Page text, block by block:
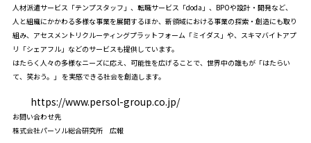
人材派遣サービス「テンプスタッフ」、転職サービス「doda」、BPOや設計・開発など、
人と組織にかかわる多様な事業を展開するほか、新領域における事業の探索・創造にも取り
組み、アセスメントリクルーティングプラットフォーム「ミイダス」や、スキマバイトアプ
リ「シェアフル」などのサービスも提供しています。
はたらく人々の多様なニーズに応え、可能性を広げることで、世界中の誰もが「はたらい
て、笑おう。」 を実感できる社会を創造します。
https://www.persol-group.co.jp/
お問い合わせ先
株式会社パーソル総合研究所 広報